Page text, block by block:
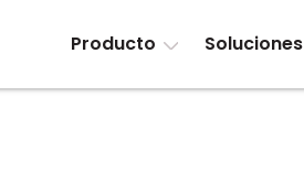
Producto Soluciones